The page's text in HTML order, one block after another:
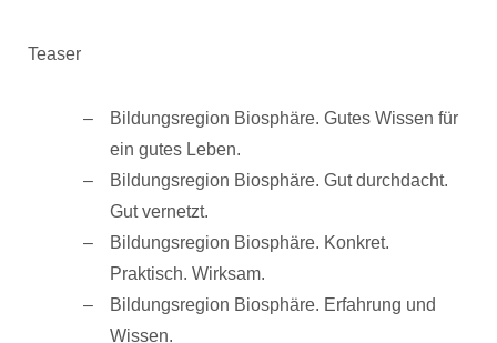
Teaser
Bildungsregion Biosphäre. Gutes Wissen für
ein gutes Leben.
Bildungsregion Biosphäre. Gut durchdacht.
Gut vernetzt.
Bildungsregion Biosphäre. Konkret.
Praktisch. Wirksam.
Bildungsregion Biosphäre. Erfahrung und
Wissen.